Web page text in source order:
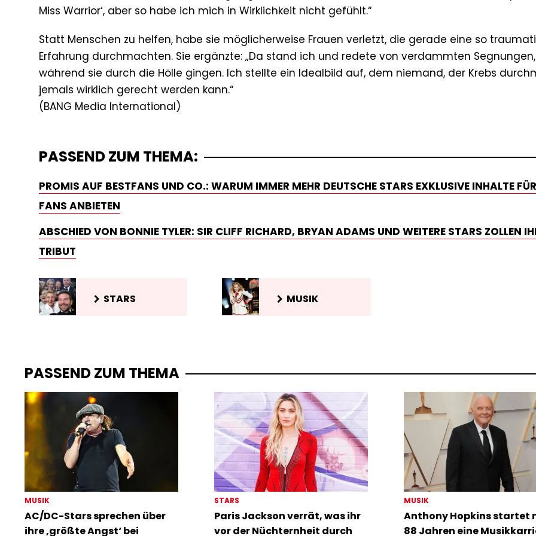
Miss Warrior‘, aber so habe ich mich in Wirklichkeit nicht gefühlt.“
Statt Menschen zu helfen, habe sie möglicherweise Frauen verletzt, die gerade eine so
Erfahrung durchmachten. Sie ergänzte: „Da stand ich und redete von verdammten Segnungen,
während sie durch die Hölle gingen. Ich stellte ein Idealbild auf, dem niemand, der Krebs
jemals wirklich gerecht werden kann.“
PASSEND ZUM THEMA:
PROMIS AUF BESTFANS UND CO.: WARUM IMMER MEHR DEUTSCHE STARS EXKLUSIVE INHALTE
FANS ANBIETEN
ABSCHIED VON BONNIE TYLER: SIR CLIFF RICHARD, BRYAN ADAMS UND WEITERE STARS ZOLLEN
TRIBUT
STARS MUSIK
PASSEND ZUM THEMA
MUSIK
AC/DC-Stars sprechen über
ihre ‚größte Angst‘ bei
STARS
Paris Jackson verrät, was ihr
vor der Nüchternheit durch
MUSIK
Anthony Hopkins startet
88 Jahren eine